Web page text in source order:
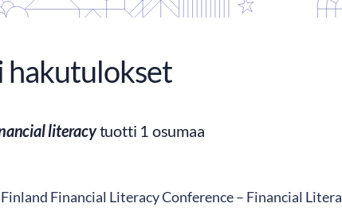
hakutulokset
literacytuotti 1 osumaa
Financial Literacy Conference​ – Financial